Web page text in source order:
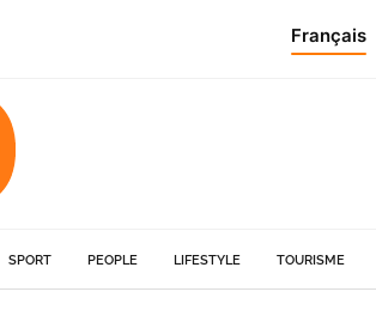
Français
SPORT PEOPLE LIFESTYLE TOURISME